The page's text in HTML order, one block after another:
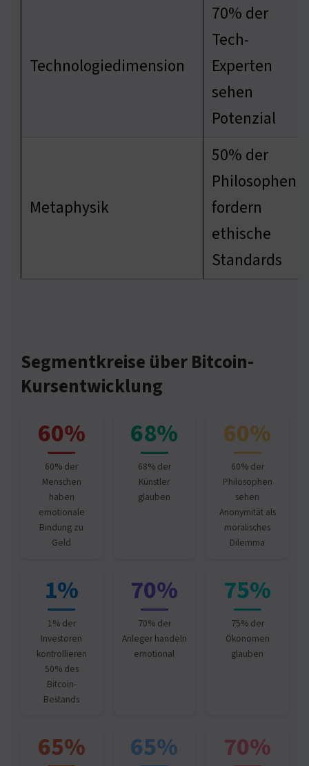
Technologiedimension
70% der
Tech-
Experten
sehen
Potenzial
Metaphysik
50% der
Philosophen
fordern
ethische
Standards
Segmentkreise über Bitcoin-
Kursentwicklung
60%
60% der
Menschen
haben
emotionale
Bindung zu
Geld
68%
68% der
Künstler
glauben
60%
60% der
Philosophen
sehen
Anonymität als
moralisches
Dilemma
1%
1% der
Investoren
kontrollieren
50% des
Bitcoin-
Bestands
70%
70% der
Anleger handeln
emotional
75%
75% der
Ökonomen
glauben
65% 65% 70%